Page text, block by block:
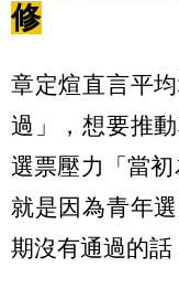
修
章定煊直言平
過」，想要推
選票壓力「當初
就是因為青年
期沒有通過的話